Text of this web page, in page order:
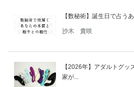
【数秘術】誕生日で占う
沙木 貴咲
【2026年】アダルトグッ
家が...